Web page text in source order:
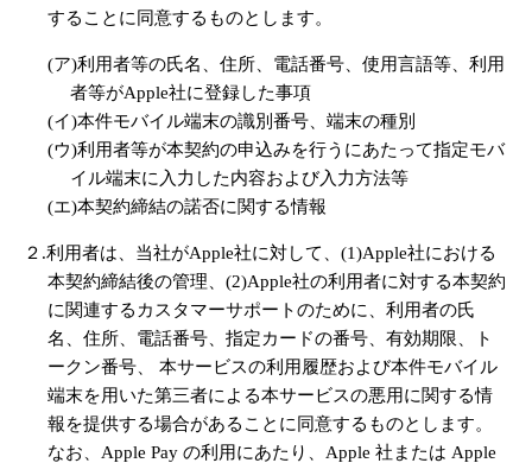
することに同意するものとします。
(ア)利用者等の氏名、住所、電話番号、使用言語等、利用
者等がApple社に登録した事項
(イ)本件モバイル端末の識別番号、端末の種別
(ウ)利用者等が本契約の申込みを行うにあたって指定モバ
イル端末に入力した内容および入力方法等
(エ)本契約締結の諾否に関する情報
２.利用者は、当社がApple社に対して、(1)Apple社における
本契約締結後の管理、(2)Apple社の利用者に対する本契約
に関連するカスタマーサポートのために、利用者の氏
名、住所、電話番号、指定カードの番号、有効期限、ト
ークン番号、 本サービスの利用履歴および本件モバイル
端末を用いた第三者による本サービスの悪用に関する情
報を提供する場合があることに同意するものとします。
なお、Apple Pay の利用にあたり、Apple 社または Apple